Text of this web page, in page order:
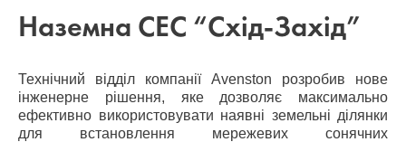
Наземна СЕС “Схід-Захід”
Технічний відділ компанії Avenston розробив нове
інженерне рішення, яке дозволяє максимально
ефективно використовувати наявні земельні ділянки
для встановлення мережевих сонячних